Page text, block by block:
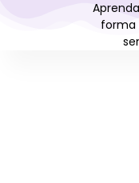
forma